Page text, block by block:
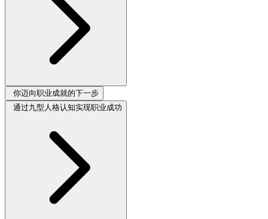
你迈向职业成就的下一步
通过九型人格认知实现职业成功